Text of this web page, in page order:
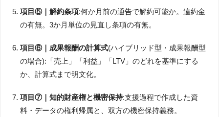
項目⑤｜解約条項:何か月前の通告で解約可能か。違約金
の有無。3か月単位の見直し条項の有無。
項目⑥｜成果報酬の計算式(ハイブリッド型・成果報酬型
の場合):「売上」「利益」「LTV」のどれを基準にする
か、計算式まで明文化。
項目⑦｜知的財産権と機密保持:支援過程で作成した資
料・データの権利帰属と、双方の機密保持義務。